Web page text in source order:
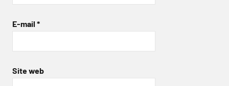
E-mail *
Site web